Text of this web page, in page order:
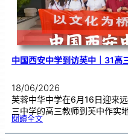
中国西安中学到访芙中｜31高
18/06/2026
芙蓉中华中学在6月16日迎来
三中学的高三教师到芙中作实
閱讀全文:中
安